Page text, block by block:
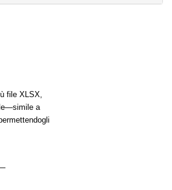
file XLSX,
a